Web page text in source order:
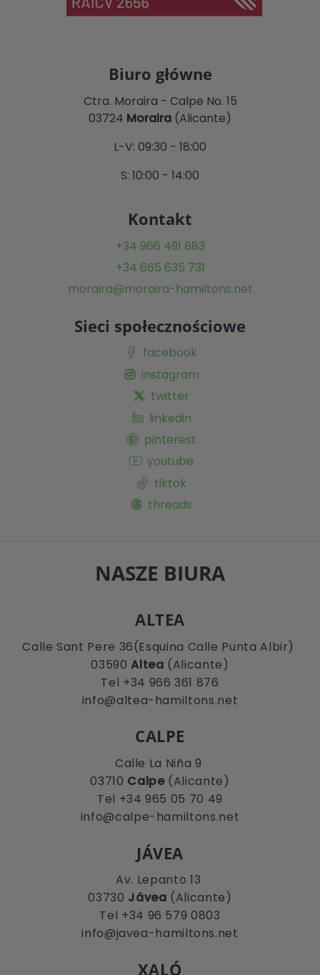
Biuro główne
Ctra. Moraira - Calpe No. 15
03724 Moraira (Alicante)
L-V: 09:30 - 18:00
S: 10:00 - 14:00
Kontakt
+34 966 491 883
+34 665 635 731
moraira@moraira-hamiltons.net
Sieci społecznościowe
facebook
instagram
twitter
linkedin
pinterest
youtube
tiktok
threads
NASZE BIURA
ALTEA
Calle Sant Pere 36(Esquina Calle Punta Albir)
03590Altea (Alicante)
Tel +34 966 361 876
info@altea-hamiltons.net
CALPE
Calle La Niña 9
03710 Calpe(Alicante)
Tel +34 965 05 70 49
info@calpe-hamiltons.net
JÁVEA
Av. Lepanto 13
03730 Jávea (Alicante)
Tel +34 96 579 0803
info@javea-hamiltons.net
XALÓ